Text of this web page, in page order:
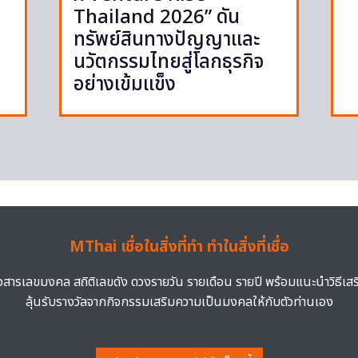
Thailand 2026” ดัน
ทรัพย์สินทางปัญญาและ
นวัตกรรมไทยสู่โลกธุรกิจ
อย่างเข้มแข็ง
MThai เชื่อในสิ่งที่ทำ ทำในสิ่งที่เชื่อ
สารเลขมงคล สถิติเลขดัง ดวงรายวัน รายเดือน รายปี พร้อมแนะนำวิธีเส
ลุ้นรับรางวัลจากกิจกรรมเสริมความเป็นมงคลให้กับตัวท่านเอง